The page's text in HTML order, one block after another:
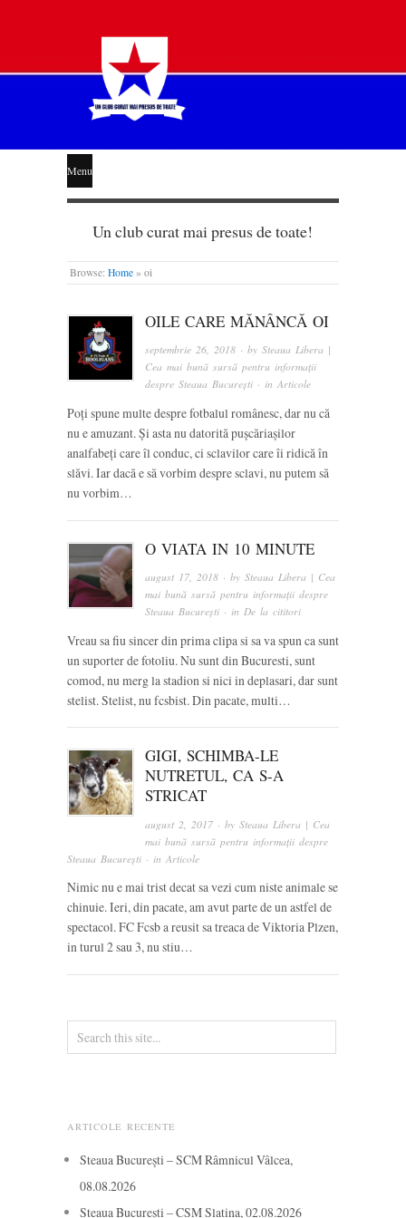
STEAUA
LIBERĂ
Menu
Un club curat mai presus de toate!
Browse: Home » oi
OILE CARE MĂNÂNCĂ OI
septembrie 26, 2018 · bySteaua Libera |
Cea mai bună sursă pentru informații
despre Steaua București · inArticole
Poți spune multe despre fotbalul românesc, dar nu că
nu e amuzant. Și asta nu datorită pușcăriașilor
analfabeți care îl conduc, ci sclavilor care îi ridică în
slăvi. Iar dacă e să vorbim despre sclavi, nu putem să
nu vorbim…
O VIATA IN 10 MINUTE
august 17, 2018 · bySteaua Libera | Cea
mai bună sursă pentru informații despre
Steaua București · in De la cititori
Vreau sa fiu sincer din prima clipa si sa va spun ca sunt
un suporter de fotoliu. Nu sunt din Bucuresti, sunt
comod, nu merg la stadion si nici in deplasari, dar sunt
stelist. Stelist, nu fcsbist. Din pacate, multi…
GIGI, SCHIMBA-LE
NUTRETUL, CA S-A
STRICAT
august 2, 2017 · bySteaua Libera | Cea
mai bună sursă pentru informații despre
Steaua București · in Articole
Nimic nu e mai trist decat sa vezi cum niste animale se
chinuie. Ieri, din pacate, am avut parte de un astfel de
spectacol. FC Fcsb a reusit sa treaca de Viktoria Plzen,
in turul 2 sau 3, nu stiu…
ARTICOLE RECENTE
Steaua București – SCM Râmnicul Vâlcea,
08.08.2026
Steaua București – CSM Slatina, 02.08.2026